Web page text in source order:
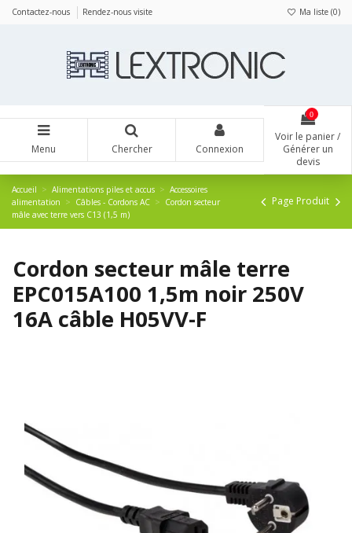
Contactez-nous Rendez-nous visite Ma liste (0)
Menu Chercher Connexion
0
Voir le panier /
Générer un
devis
Accueil Alimentations piles et accus
Accessoires
alimentation
Câbles - Cordons AC
Cordon secteur
mâle avec terre vers C13 (1,5 m)
Page Produit
Cordon secteur mâle terre
EPC015A100 1,5m noir 250V
16A câble H05VV-F
Panneau de gestion des cookies